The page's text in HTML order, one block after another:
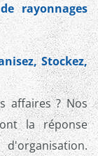
rayonnages
Stockez,
affaires ? Nos
la réponse